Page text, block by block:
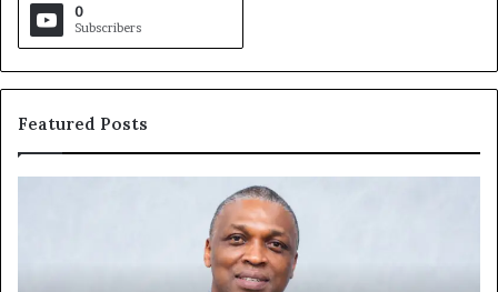
0
Subscribers
Featured Posts
Marcelle
Monkam
Siayojie
prend
les